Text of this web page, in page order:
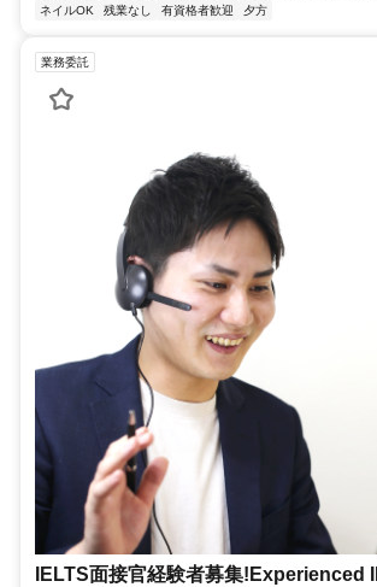
ネイルOK
残業なし 有資格者歓迎 夕方
業務委託
IELTS面接官経験者募集!Experienced